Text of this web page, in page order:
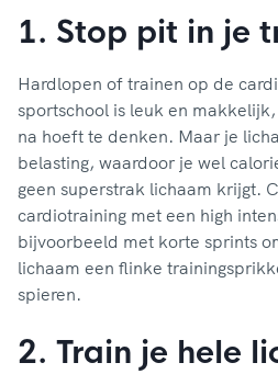
1. Stop pit in je
Hardlopen of trainen op de
sportschool is leuk en
na hoeft te denken. Maar je
belasting, waardoor je wel
geen superstrak lichaam krijgt.
cardiotraining met een high
bijvoorbeeld met korte sprints
lichaam een flinke
spieren.
2. Train je hele